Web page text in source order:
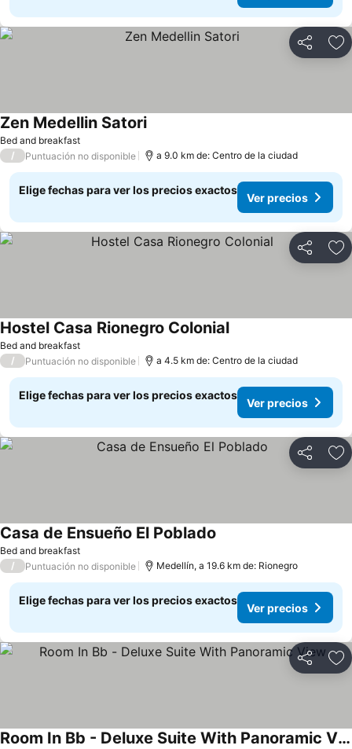
Compartir
Bed and breakfast
Zen Medellin Satori
/ Puntuación no disponible a 9.0 km de: Centro de la ciudad
Elige fechas para ver los precios exactos
Ver precios
Compartir
Bed and breakfast
Hostel Casa Rionegro Colonial
/ Puntuación no disponible a 4.5 km de: Centro de la ciudad
Elige fechas para ver los precios exactos
Ver precios
Compartir
Bed and breakfast
Casa de Ensueño El Poblado
/ Puntuación no disponible Medellín, a 19.6 km de: Rionegro
Elige fechas para ver los precios exactos
Ver precios
Compartir
Room In Bb - Deluxe Suite With Panoramic View